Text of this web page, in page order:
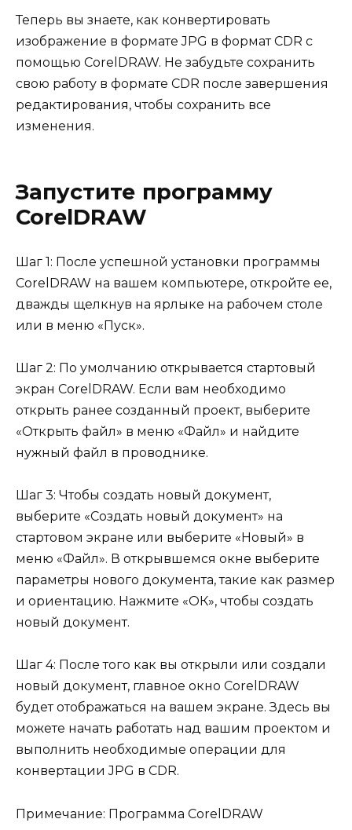
Теперь вы знаете, как конвертировать
изображение в формате JPG в формат CDR с
помощью CorelDRAW. Не забудьте сохранить
свою работу в формате CDR после завершения
редактирования, чтобы сохранить все
изменения.
Запустите программу
CorelDRAW
Шаг 1: После успешной установки программы
CorelDRAW на вашем компьютере, откройте ее,
дважды щелкнув на ярлыке на рабочем столе
или в меню «Пуск».
Шаг 2: По умолчанию открывается стартовый
экран CorelDRAW. Если вам необходимо
открыть ранее созданный проект, выберите
«Открыть файл» в меню «Файл» и найдите
нужный файл в проводнике.
Шаг 3: Чтобы создать новый документ,
выберите «Создать новый документ» на
стартовом экране или выберите «Новый» в
меню «Файл». В открывшемся окне выберите
параметры нового документа, такие как размер
и ориентацию. Нажмите «ОК», чтобы создать
новый документ.
Шаг 4: После того как вы открыли или создали
новый документ, главное окно CorelDRAW
будет отображаться на вашем экране. Здесь вы
можете начать работать над вашим проектом и
выполнить необходимые операции для
конвертации JPG в CDR.
Примечание: Программа CorelDRAW